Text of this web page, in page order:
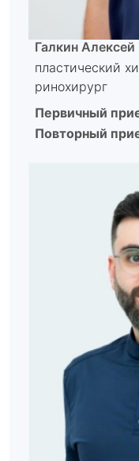
Галкин
пластический
ринохирург
Первичный
Повторный